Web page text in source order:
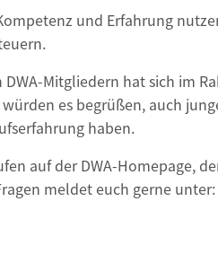
und Erfahrung
Mitgliedern hat sich im
es begrüßen, auch
haben.
auf der DWA-Homepage,
meldet euch gerne unter: